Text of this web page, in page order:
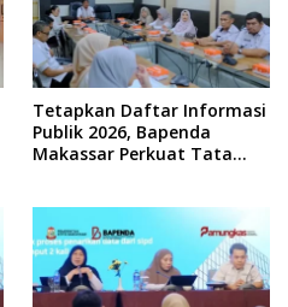
Tetapkan Daftar Informasi
Publik 2026, Bapenda
Makassar Perkuat Tata